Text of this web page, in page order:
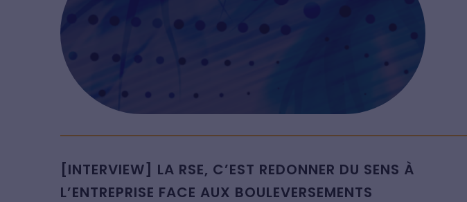
[INTERVIEW] LA RSE, C’EST REDONNER DU SENS À
L’ENTREPRISE FACE AUX BOULEVERSEMENTS